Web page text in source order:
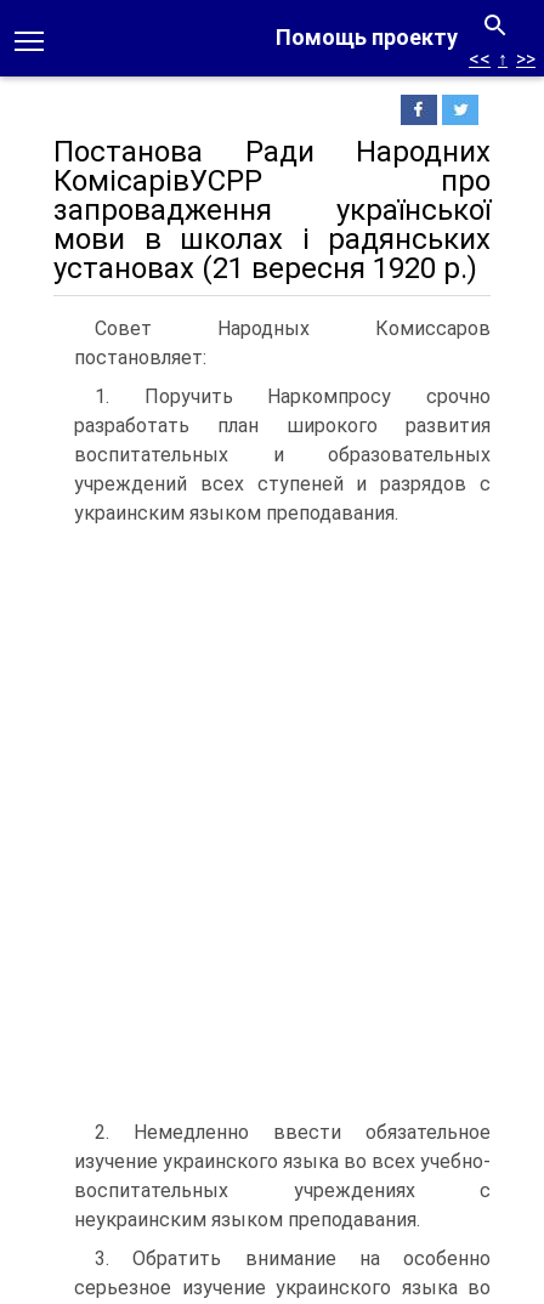
Помощь проекту
<< ↑ >>
Постанова Ради Народних
КомісарівУСРР про
запровадження української
мови в школах і радянських
установах (21 вересня 1920 p.)
Совет Народных Комиссаров
постановляет:
1. Поручить Наркомпросу срочно
разработать план широкого развития
воспитательных и образовательных
учреждений всех ступеней и разрядов с
украинским языком преподавания.
2. Немедленно ввести обязательное
изучение украинского языка во всех учебно-
воспитательных учреждениях с
неукраинским языком преподавания.
3. Обратить внимание на особенно
серьезное изучение украинского языка во